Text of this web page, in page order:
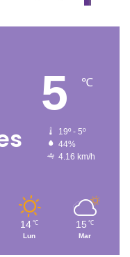
5 ℃
19º - 5º
44%
4.16 km/h
14 ℃
Lun
15 ℃
Mar